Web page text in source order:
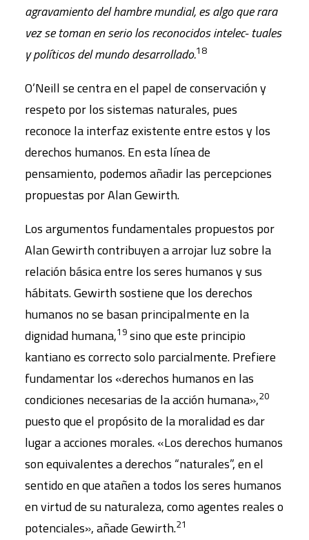
agravamiento del hambre mundial, es algo que rara
vez se toman en serio los reconocidos intelec- tuales
y políticos del mundo desarrollado.18
O’Neill se centra en el papel de conservación y
respeto por los sistemas naturales, pues
reconoce la interfaz existente entre estos y los
derechos humanos. En esta línea de
pensamiento, podemos añadir las percepciones
propuestas por Alan Gewirth.
Los argumentos fundamentales propuestos por
Alan Gewirth contribuyen a arrojar luz sobre la
relación básica entre los seres humanos y sus
hábitats. Gewirth sostiene que los derechos
humanos no se basan principalmente en la
dignidad humana,19 sino que este principio
kantiano es correcto solo parcialmente. Prefiere
fundamentar los «derechos humanos en las
condiciones necesarias de la acción humana»,20
puesto que el propósito de la moralidad es dar
lugar a acciones morales. «Los derechos humanos
son equivalentes a derechos “naturales”, en el
sentido en que atañen a todos los seres humanos
en virtud de su naturaleza, como agentes reales o
potenciales», añade Gewirth.21